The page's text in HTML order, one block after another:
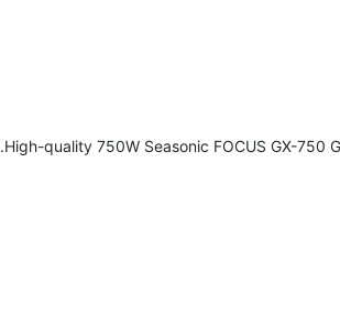
High-quality 750W Seasonic FOCUS GX-750